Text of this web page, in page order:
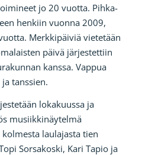
jo 20 vuotta. Pihka-
henkiin vuonna 2009,
Merkkipäiviä vietetään
päivä järjestettiin
kanssa. Vappua
tanssien.
lokakuussa ja
musiikkinäytelmä
laulajasta tien
Sorsakoski, Kari Tapio ja